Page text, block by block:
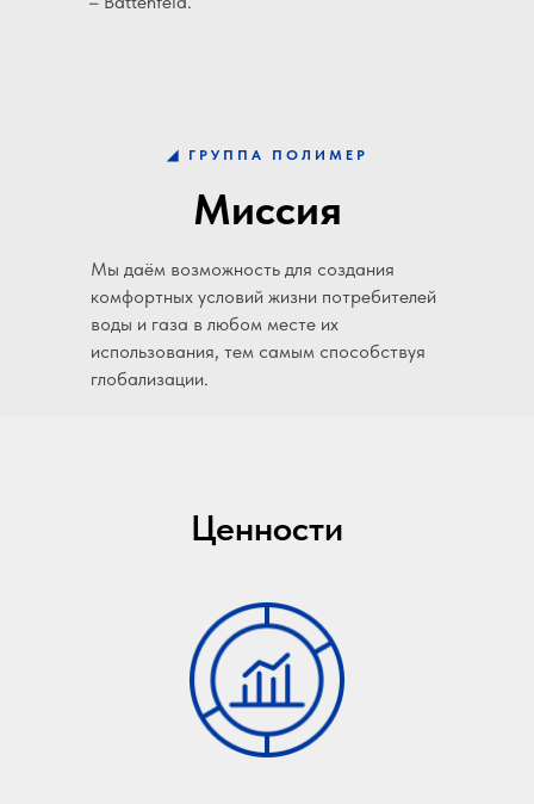
Миссия
Мы даём возможность для создания
комфортных условий жизни потребителей
воды и газа в любом месте их
использования, тем самым способствуя
глобализации.
◢ ГРУППА ПОЛИМЕР
Ценности